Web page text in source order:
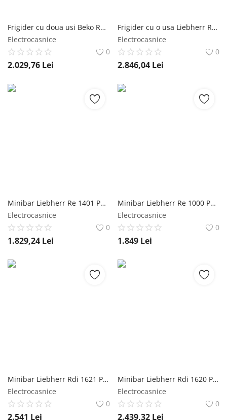
Frigider cu doua usi Beko RDNE350K40WN, 313 l, NeoFrost Dual Cooling, HarvestFresh, Compresor ProSmart Inverter, Clasa E, H 172 cm, Alb Beko
Electrocasnice
0
2.029,76 Lei
Frigider cu o usa Liebherr Rsdci 1621, 125 l, Clasa E, SuperCool, TouchControl, H 85 cm, Inox Liebherr
Electrocasnice
0
2.846,04 Lei
Minibar Liebherr Re 1401 Pure, SuperCool, 111 l, 55 cm, Touch Control, Lumina LED, Clasa E Liebherr
Electrocasnice
0
1.829,24 Lei
Minibar Liebherr Re 1000 Pure, SuperCool, 92 l, 55 cm, Touch Control, Blat durabil, Clasa E Liebherr
Electrocasnice
0
1.849 Lei
Minibar Liebherr Rdi 1621 Plus, sertar EasyFresh, 125 l, 60 cm, SuperCool, Touch Control, Lumina LED, SmartDeviceBox, Clasa D, Alb Liebherr
Electrocasnice
0
2.541 Lei
Minibar Liebherr Rdi 1620 Plus, sertar EasyFresh, 141 l, 60 cm, SuperCool, Touch Control, Lumina LED, SmartDeviceBox, Clasa D, Alb Liebherr
Electrocasnice
0
2.439,32 Lei